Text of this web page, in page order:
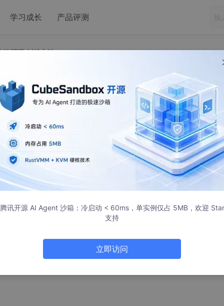
学习成长 产品评测
（纠错编码 海明码 纠错方法）
腾讯开源 AI Agent 沙箱：冷启动 < 60ms，单实例仅占 5MB，欢迎 Star
支持
立即访问